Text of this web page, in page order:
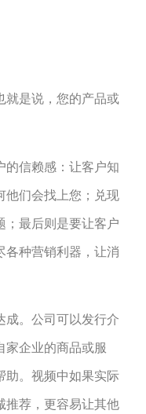
就是说，您的产品或
的信赖感：让客户知
他们会找上您；兑现
；最后则是要让客户
各种营销利器，让消
成。公司可以发行介
家企业的商品或服
助。视频中如果实际
推荐，更容易让其他